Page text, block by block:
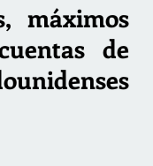
máximos
de